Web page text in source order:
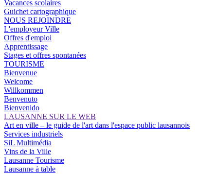
Vacances scolaires
Guichet cartographique
NOUS REJOINDRE
L'employeur Ville
Offres d'emploi
Apprentissage
Stages et offres spontanées
TOURISME
Bienvenue
Welcome
Willkommen
Benvenuto
Bienvenido
LAUSANNE SUR LE WEB
Art en ville – le guide de l'art dans l'espace public lausannois
Services industriels
SiL Multimédia
Vins de la Ville
Lausanne Tourisme
Lausanne à table